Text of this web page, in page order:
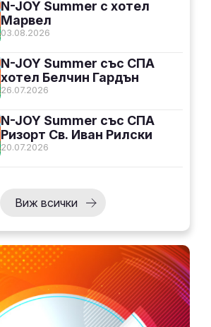
03.08.2026
N-JOY Summer с хотел
Марвел
26.07.2026
N-JOY Summer със СПА
хотел Белчин Гардън
20.07.2026
N-JOY Summer със СПА
Ризорт Св. Иван Рилски
Виж всички